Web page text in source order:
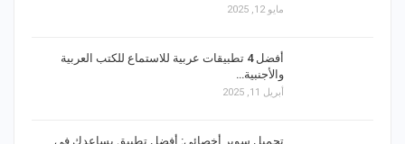
مايو 12, 2025
أفضل 4 تطبيقات عربية للاستماع للكتب العربية
والأجنبية…
أبريل 11, 2025
تحميل سوبر أخصائي: أفضل تطبيق يساعدك في